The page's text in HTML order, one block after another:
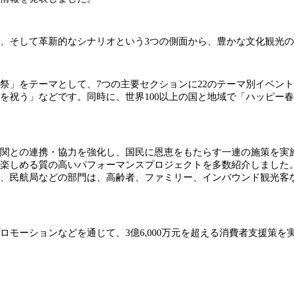
して革新的なシナリオという3つの側面から、豊かな文化観光
をテーマとして、7つの主要セクションに22のテーマ別イベン
祝う」などです。同時に、世界100以上の国と地域で「ハッピー
との連携・協力を強化し、国民に恩恵をもたらす一連の施策を
しめる質の高いパフォーマンスプロジェクトを多数紹介しまし
民航局などの部門は、高齢者、ファミリー、インバウンド観光
ーションなどを通じて、3億6,000万元を超える消費者支援策を